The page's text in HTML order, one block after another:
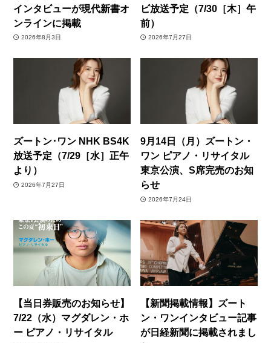
インタビューが現代新書オ
ンラインに掲載
2026年8月3日
ビ放送予定（7/30［木］午
前）
2026年7月27日
ズートン･ワン NHK BS4K
放送予定（7/29［水］正午
より）
2026年7月27日
9月14日（月）ズートン・
ワン ピアノ・リサイタル
東京公演、S席完売のお知
らせ
2026年7月24日
【当日券販売のお知らせ】
7/22（水）マグダレン・ホ
ー ピアノ・リサイタル
【新聞掲載情報】ズート
ン・ワンインタビュー記事
が日経新聞に掲載されまし